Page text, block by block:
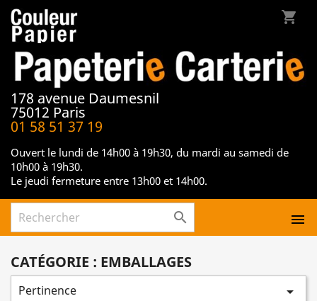
shopping_cart
178 avenue Daumesnil
75012 Paris
01 58 51 37 19
Ouvert le lundi de 14h00 à 19h30, du mardi au samedi de
10h00 à 19h30.
Le jeudi fermeture entre 13h00 et 14h00.
 
CATÉGORIE : EMBALLAGES
Pertinence 